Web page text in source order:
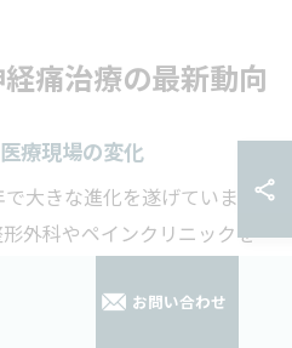
痛治療の最新動向
療現場の変化
大きな進化を遂げていま
外科やペインクリニックを
入されるようになっていま
法に加え、神経ブロック注
お問い合わせ